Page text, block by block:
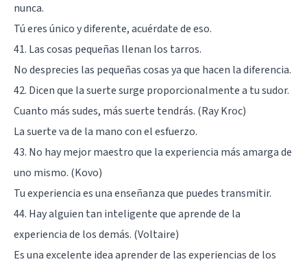
nunca.
Tú eres único y diferente, acuérdate de eso.
41. Las cosas pequeñas llenan los tarros.
No desprecies las pequeñas cosas ya que hacen la diferencia.
42. Dicen que la suerte surge proporcionalmente a tu sudor.
Cuanto más sudes, más suerte tendrás. (Ray Kroc)
La suerte va de la mano con el esfuerzo.
43. No hay mejor maestro que la experiencia más amarga de
uno mismo. (Kovo)
Tu experiencia es una enseñanza que puedes transmitir.
44. Hay alguien tan inteligente que aprende de la
experiencia de los demás. (Voltaire)
Es una excelente idea aprender de las experiencias de los